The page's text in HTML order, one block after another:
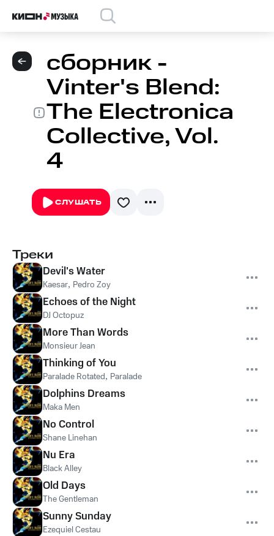
сборник -
Vinter's Blend:
The Electronica
Collective, Vol.
4
СЛУШАТЬ
Треки
Devil's Water
Kaesar, Pedro Zoy
Echoes of the Night
DJ Octopuz
More Than Words
Monsieur Jean
Thinking of You
Paralade Rotated, Paralade
Dolphins Dreams
Maka Men
No Control
Shane Linehan
Nu Era
Black Alley
Old Days
The Gentleman
Sunny Sunday
Ezequiel Cestau